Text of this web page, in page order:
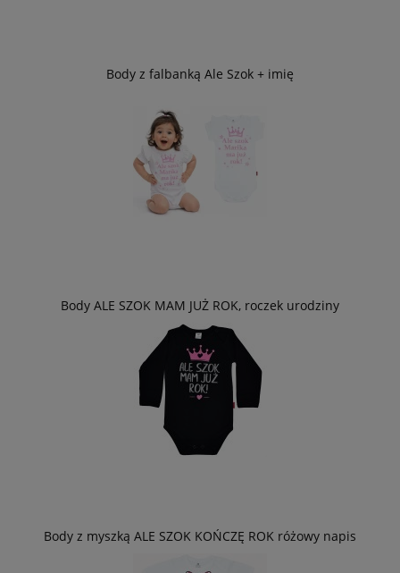
Body z falbanką Ale Szok + imię
Body ALE SZOK MAM JUŻ ROK, roczek urodziny
Body z myszką ALE SZOK KOŃCZĘ ROK różowy napis